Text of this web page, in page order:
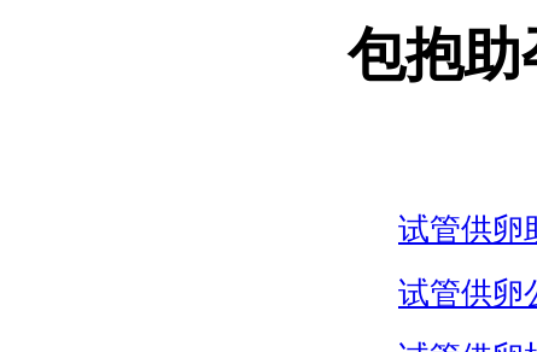
包抱
试管供卵
试管供卵